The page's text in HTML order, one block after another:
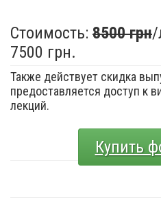
Стоимость: 8500 грн/
7500 грн.
Также действует скидка
предоставляется доступ к
лекций.
Купить